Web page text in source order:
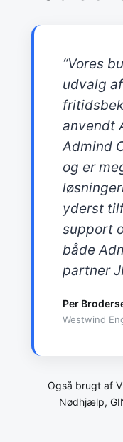
“Vores
udvalg
anvendt
Admind
og er
yderst
support
både
partner
Per
Westwind
Også brugt af
Nødhjælp,